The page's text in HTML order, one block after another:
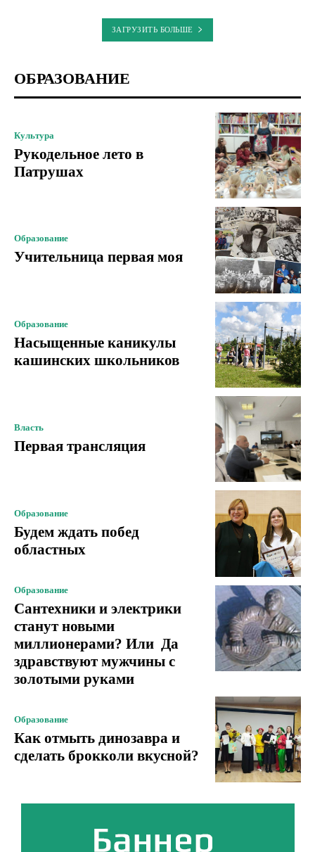
ЗАГРУЗИТЬ БОЛЬШЕ
ОБРАЗОВАНИЕ
Культура
Рукодельное лето в
Патрушах
Образование
Учительница первая моя
Образование
Насыщенные каникулы
кашинских школьников
Власть
Первая трансляция
Образование
Будем ждать побед
областных
Образование
Сантехники и электрики
станут новыми
миллионерами? Или Да
здравствуют мужчины с
золотыми руками
Образование
Как отмыть динозавра и
сделать брокколи вкусной?